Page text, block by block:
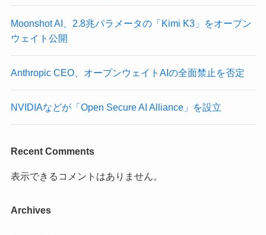
Moonshot AI、2.8兆パラメータの「Kimi K3」をオープン
ウェイト公開
Anthropic CEO、オープンウェイトAIの全面禁止を否定
NVIDIAなどが「Open Secure AI Alliance」を設立
Recent Comments
表示できるコメントはありません。
Archives